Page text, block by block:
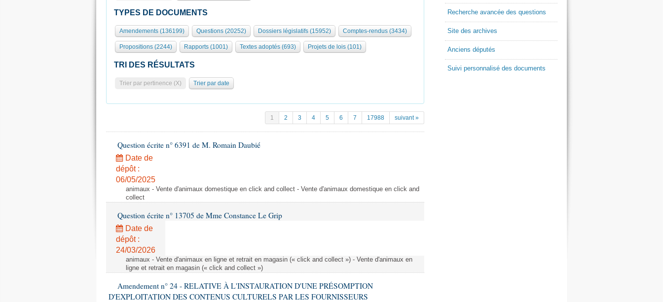
TYPES DE DOCUMENTS
Amendements (136199) Questions (20252) Dossiers législatifs (15952) Comptes-rendus (3434)
Propositions (2244) Rapports (1001) Textes adoptés (693) Projets de lois (101)
TRI DES RÉSULTATS
Trier par pertinence (X) Trier par date
1 2 3 4 5 6 7 17988 suivant »
Question écrite n° 6391 de M. Romain Daubié
Date de
dépôt :
06/05/2025
animaux - Vente d'animaux domestique en click and collect - Vente d'animaux domestique en click and
collect
Question écrite n° 13705 de Mme Constance Le Grip
Date de
dépôt :
24/03/2026
animaux - Vente d'animaux en ligne et retrait en magasin (« click and collect ») - Vente d'animaux en
ligne et retrait en magasin (« click and collect »)
Amendement n° 24 - RELATIVE À L'INSTAURATION D'UNE PRÉSOMPTION
D'EXPLOITATION DES CONTENUS CULTURELS PAR LES FOURNISSEURS
Recherche avancée des questions
Site des archives
Anciens députés
Suivi personnalisé des documents